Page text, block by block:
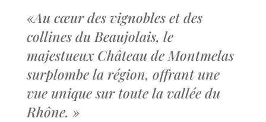
«Au cœur des vignobles et des
collines du Beaujolais, le
majestueux Château de Montmelas
surplombe la région, offrant une
vue unique sur toute la vallée du
Rhône. »